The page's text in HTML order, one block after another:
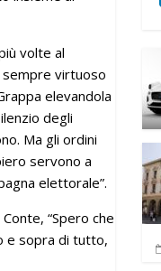
volte al
sempre virtuoso
elevandola
degli
Ma gli ordini
servono a
elettorale”.
“Spero che
e sopra di tutto,